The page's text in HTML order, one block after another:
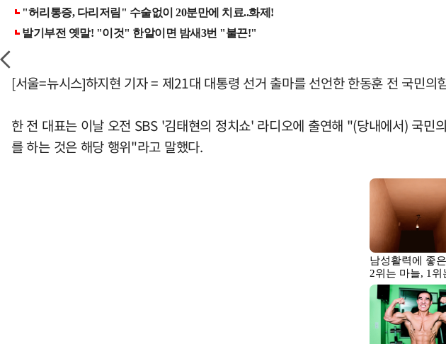
[서울=뉴시스]하지현 기자 = 제21대 대통령 선거 출마를 선언한 한동훈 전 국민
한 전 대표는 이날 오전 SBS '김태현의 정치쇼' 라디오에 출연해 "(당내에서) 국
를 하는 것은 해당 행위"라고 말했다.